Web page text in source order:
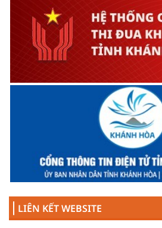
LIÊN KẾT WEBSITE